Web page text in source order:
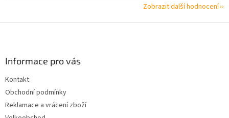
Zobrazit další hodnocení
Informace pro vás
Kontakt
Obchodní podmínky
Reklamace a vrácení zboží